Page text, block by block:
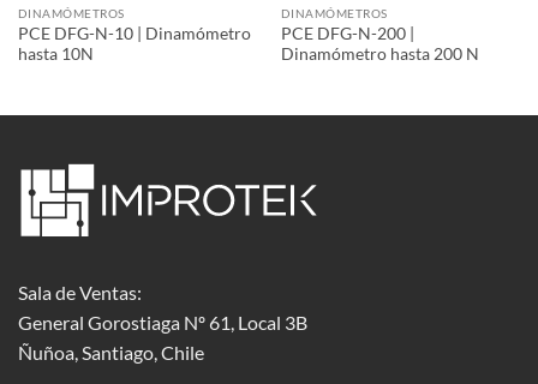
DINAMÓMETROS
PCE DFG-N-10 | Dinamómetro
hasta 10N
DINAMÓMETROS
PCE DFG-N-200 |
Dinamómetro hasta 200 N
Sala de Ventas:
General Gorostiaga Nº 61, Local 3B
Ñuñoa, Santiago, Chile